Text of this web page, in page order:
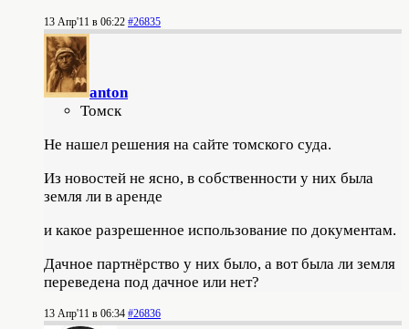
13 Апр'11 в 06:22 #26835
anton
Томск
Не нашел решения на сайте томского суда.
Из новостей не ясно, в собственности у них была
земля ли в аренде
и какое разрешенное использование по документам.
Дачное партнёрство у них было, а вот была ли земля
переведена под дачное или нет?
13 Апр'11 в 06:34 #26836